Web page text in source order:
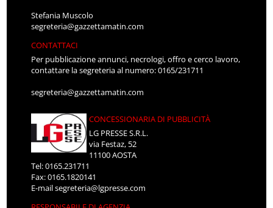
Stefania Muscolo
segreteria@gazzettamatin.com
CONTATTACI
Per pubblicazione annunci, necrologi, offro e cerco lavoro,
contattare la segreteria al numero: 0165/231711
segreteria@gazzettamatin.com
CONCESSIONARIA DI PUBBLICITÀ
LG PRESSE S.R.L.
via Festaz, 52
11100 AOSTA
Tel: 0165.231711
Fax: 0165.1820141
E-mailsegreteria@lgpresse.com